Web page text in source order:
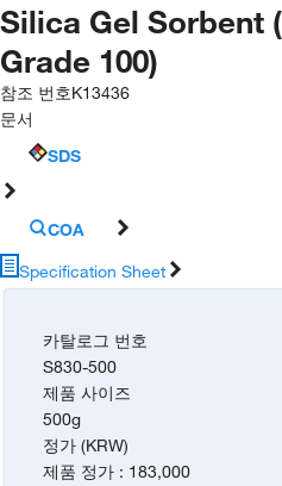
Silica Gel Sorbent
Grade 100)
참조 번호K13436
문서
SDS
COA
Specification Sheet
카탈로그 번호
S830-500
제품 사이즈
500g
정가 (KRW)
제품 정가 : 183,000